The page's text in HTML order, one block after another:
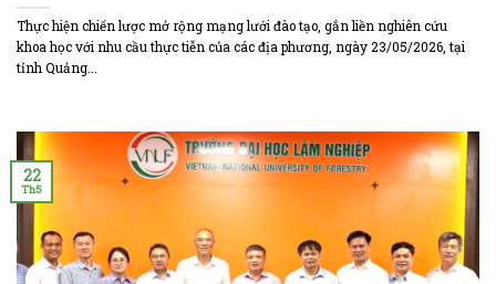
Thực hiện chiến lược mở rộng mạng lưới đào tạo, gắn liền nghiên cứu
khoa học với nhu cầu thực tiễn của các địa phương, ngày 23/05/2026, tại
tỉnh Quảng...
22
Th5